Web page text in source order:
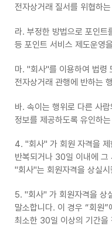
전자상거래 질서를 위협하
라. 부정한 방법으로 포인트
등 포인트 서비스 제도운영
마. "회사"를 이용하여 법령
전자상거래 관행에 반하는
바. 속이는 행위로 다른 사
정보를 제공하도록 유인하
4. "회사" 가 회원 자격을
반복되거나 30일 이내에 그
"회사"는 회원자격을 상실
5. "회사" 가 회원자격을 상
말소합니다. 이 경우 “회원”
최소한 30일 이상의 기간을